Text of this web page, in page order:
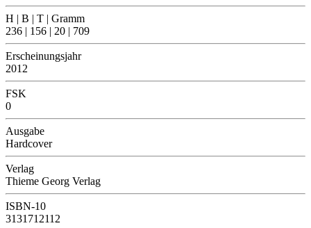
H | B | T | Gramm
236 | 156 | 20 | 709
Erscheinungsjahr
2012
FSK
0
Ausgabe
Hardcover
Verlag
Thieme Georg Verlag
ISBN-10
3131712112